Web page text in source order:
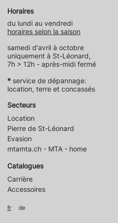
Horaires
du lundi au vendredi
horaires selon la saison
samedi d'avril à octobre
uniquement à St-Léonard,
7h > 12h - après-midi fermé
* service de dépannage:
location, terre et concassés
Secteurs
Location
Pierre de St-Léonard
Evasion
mtamta.ch - MTA - home
Catalogues
Carrière
Accessoires
fr de